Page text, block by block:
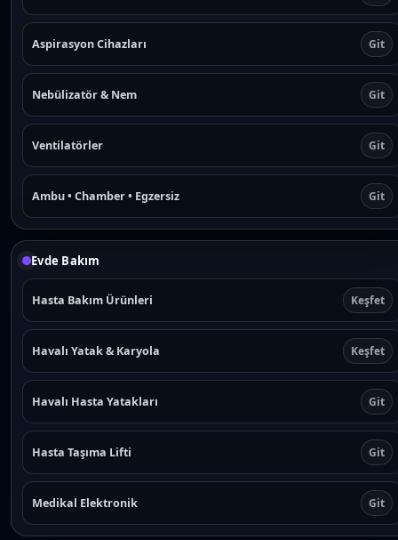
Aspirasyon Cihazları Git
Nebülizatör & Nem Git
Ventilatörler Git
Ambu • Chamber • Egzersiz Git
Evde Bakım
Hasta Bakım Ürünleri Keşfet
Havalı Yatak & Karyola Keşfet
Havalı Hasta Yatakları Git
Hasta Taşıma Lifti Git
Medikal Elektronik Git